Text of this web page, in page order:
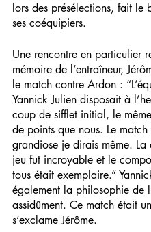
lors des présélections, fait le
ses coéquipiers.
Une rencontre en particulier
mémoire de l’entraîneur,
le match contre Ardon :
Yannick Julien disposait à
coup de sifflet initial, le
de points que nous. Le match
grandiose je dirais même. La
jeu fut incroyable et le
tous était exemplaire.“
également la philosophie de
assidûment. Ce match était
s’exclame Jérôme.